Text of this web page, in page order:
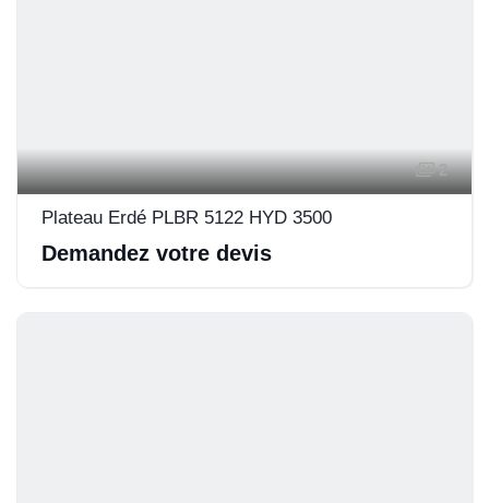
2
Plateau Erdé PLBR 5122 HYD 3500
Demandez votre devis